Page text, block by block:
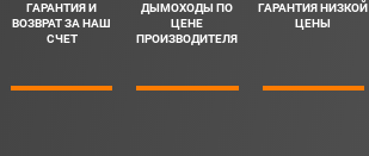
ГАРАНТИЯ И
ВОЗВРАТ ЗА НАШ
СЧЕТ
ДЫМОХОДЫ ПО
ЦЕНЕ
ПРОИЗВОДИТЕЛЯ
ГАРАНТИЯ НИЗКОЙ
ЦЕНЫ